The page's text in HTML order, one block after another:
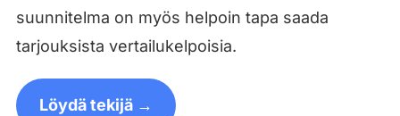
suunnitelma on myös helpoin tapa saada
tarjouksista vertailukelpoisia.
Löydä tekijä →